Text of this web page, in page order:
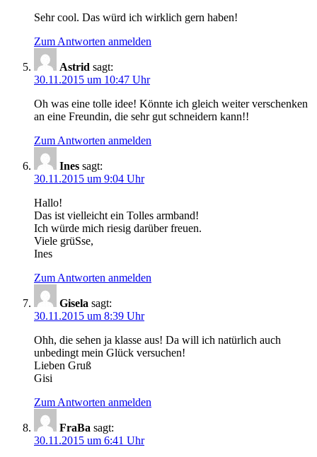
Sehr cool. Das würd ich wirklich gern haben!
Zum Antworten anmelden
Astrid sagt:
30.11.2015 um 10:47 Uhr
Oh was eine tolle idee! Könnte ich gleich weiter verschenken
an eine Freundin, die sehr gut schneidern kann!!
Zum Antworten anmelden
Ines sagt:
30.11.2015 um 9:04 Uhr
Hallo!
Das ist vielleicht ein Tolles armband!
Ich würde mich riesig darüber freuen.
Viele grüSse,
Ines
Zum Antworten anmelden
Gisela sagt:
30.11.2015 um 8:39 Uhr
Ohh, die sehen ja klasse aus! Da will ich natürlich auch
unbedingt mein Glück versuchen!
Lieben Gruß
Gisi
Zum Antworten anmelden
FraBa sagt:
30.11.2015 um 6:41 Uhr